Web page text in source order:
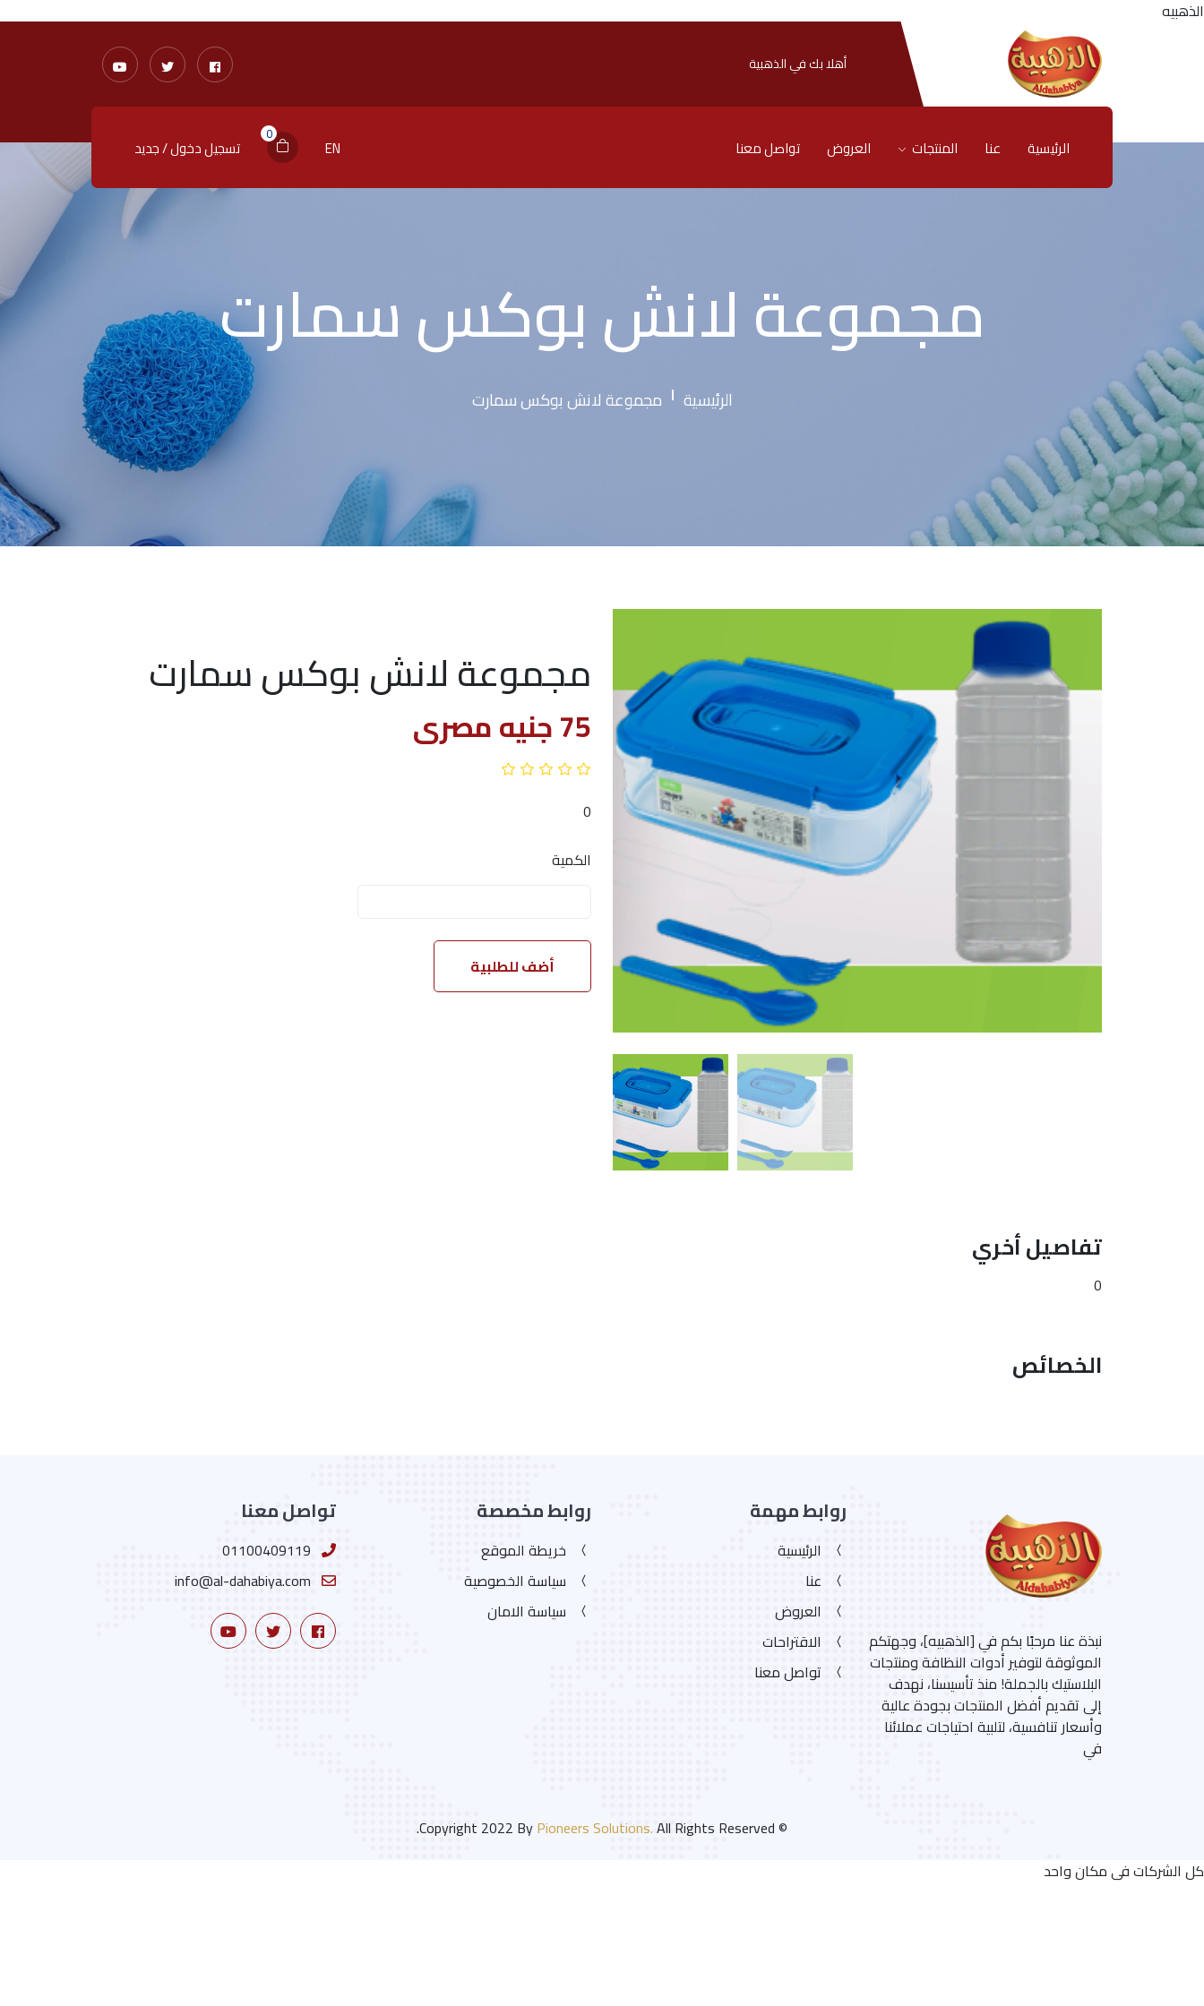
الذهبيه
أهلا بك في الذهبية
الرئيسية عنا المنتجات العروض تواصل معنا EN
0
تسجيل دخول / جديد
مجموعة لانش بوكس سمارت
الرئيسية مجموعة لانش بوكس سمارت
مجموعة لانش بوكس سمارت
75 جنيه مصرى
0
الكمية
أضف للطلبية
تفاصيل أخري
0
الخصائص
نبذة عنا مرحبًا بكم في [الذهبيه]، وجهتكم
الموثوقة لتوفير أدوات النظافة ومنتجات
البلاستيك بالجملة! منذ تأسيسنا، نهدف
إلى تقديم أفضل المنتجات بجودة عالية
وأسعار تنافسية، لتلبية احتياجات عملائنا
في
روابط مهمة
الرئيسية
عنا
العروض
الاقتراحات
تواصل معنا
روابط مخصصة
خريطة الموقع
سياسة الخصوصية
سياسة الامان
تواصل معنا
01100409119
info@al-dahabiya.com
© Copyright 2022 By
Pioneers Solutions.All Rights Reserved.
كل الشركات فى مكان واحد